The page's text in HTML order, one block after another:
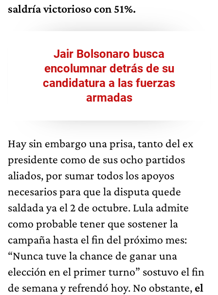
saldría victorioso con 51%.
Jair Bolsonaro busca
encolumnar detrás de su
candidatura a las fuerzas
armadas
Hay sin embargo una prisa, tanto del ex
presidente como de sus ocho partidos
aliados, por sumar todos los apoyos
necesarios para que la disputa quede
saldada ya el 2 de octubre. Lula admite
como probable tener que sostener la
campaña hasta el fin del próximo mes:
“Nunca tuve la chance de ganar una
elección en el primer turno” sostuvo el fin
de semana y refrendó hoy. No obstante, el